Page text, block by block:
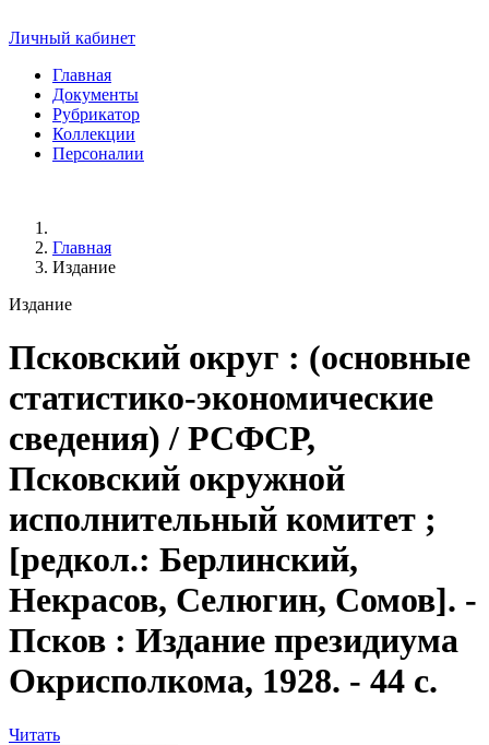
Личный кабинет
Главная
Документы
Рубрикатор
Коллекции
Персоналии
Главная
Издание
Издание
Псковский округ : (основные
статистико-экономические
сведения) / РСФСР,
Псковский окружной
исполнительный комитет ;
[редкол.: Берлинский,
Некрасов, Селюгин, Сомов]. -
Псков : Издание президиума
Окрисполкома, 1928. - 44 с.
Читать